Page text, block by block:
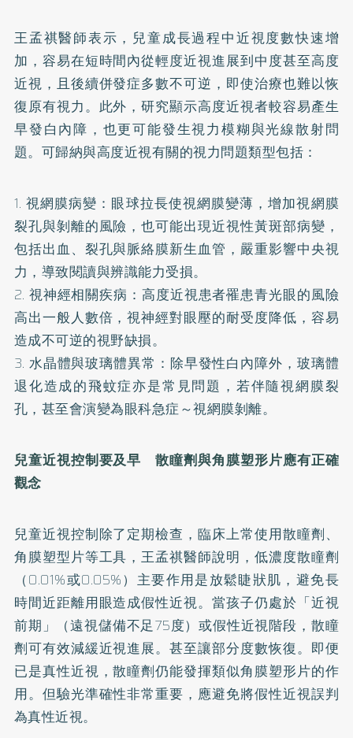
王孟祺醫師表示，兒童成長過程中近視度數快速增
加，容易在短時間內從輕度近視進展到中度甚至高度
近視，且後續併發症多數不可逆，即使治療也難以恢
復原有視力。此外，研究顯示高度近視者較容易產生
早發白內障，也更可能發生視力模糊與光線散射問
題。可歸納與高度近視有關的視力問題類型包括：
1. 視網膜病變：眼球拉長使視網膜變薄，增加視網膜
裂孔與剝離的風險，也可能出現近視性黃斑部病變，
包括出血、裂孔與脈絡膜新生血管，嚴重影響中央視
力，導致閱讀與辨識能力受損。
2. 視神經相關疾病：高度近視患者罹患青光眼的風險
高出一般人數倍，視神經對眼壓的耐受度降低，容易
造成不可逆的視野缺損。
3. 水晶體與玻璃體異常：除早發性白內障外，玻璃體
退化造成的飛蚊症亦是常見問題，若伴隨視網膜裂
孔，甚至會演變為眼科急症～視網膜剝離。
兒童近視控制要及早 散瞳劑與角膜塑形片應有正確
觀念
兒童近視控制除了定期檢查，臨床上常使用散瞳劑、
角膜塑型片等工具，王孟祺醫師說明，低濃度散瞳劑
（0.01%或0.05%）主要作用是放鬆睫狀肌，避免長
時間近距離用眼造成假性近視。當孩子仍處於「近視
前期」（遠視儲備不足75度）或假性近視階段，散瞳
劑可有效減緩近視進展。甚至讓部分度數恢復。即便
已是真性近視，散瞳劑仍能發揮類似角膜塑形片的作
用。但驗光準確性非常重要，應避免將假性近視誤判
為真性近視。